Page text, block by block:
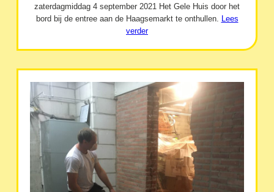
zaterdagmiddag 4 september 2021 Het Gele Huis door het
bord bij de entree aan de Haagsemarkt te onthullen. Lees
verder